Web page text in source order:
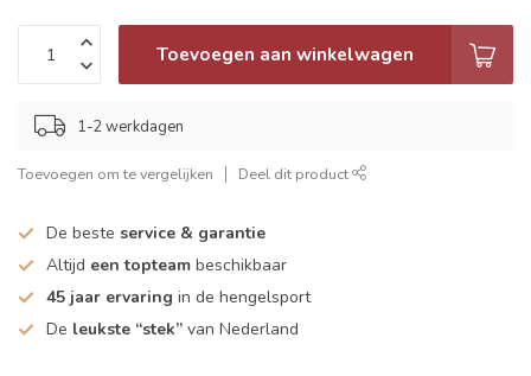
Toevoegen aan winkelwagen
1-2 werkdagen
Toevoegen om te vergelijken Deel dit product
De beste service & garantie
Altijd een topteam beschikbaar
45 jaar ervaring in de hengelsport
De leukste “stek” van Nederland